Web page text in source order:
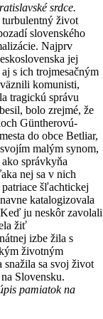
srdce.
život
slovenského
Najprv
jej
s ich trojmesačným
komunisti,
tragickú správu
bolo zrejmé, že
Güntherovú-
do obce Betliar,
malým synom,
správkyňa
nej sa v nich
šľachtickej
katalogizovala
ju neskôr zavolali
žiť
izbe žila s
životným
snažila sa svoj život
Slovensku.
pamiatok na